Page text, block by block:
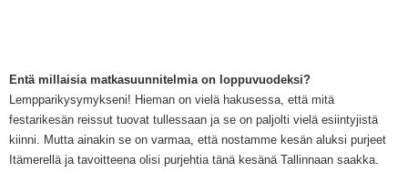
Entä millaisia matkasuunnitelmia on loppuvuodeksi?
Lempparikysymykseni! Hieman on vielä hakusessa, ettämitä
festarikesän reissut tuovat tullessaan ja se on paljolti vielä esiintyjistä
kiinni. Mutta ainakin se on varmaa, että nostamme kesän aluksi purjeet
Itämerellä ja tavoitteena olisi purjehtia tänä kesänä Tallinnaan saakka.